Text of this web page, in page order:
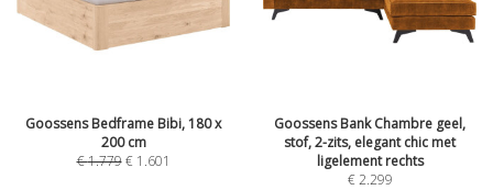
Goossens Bedframe Bibi, 180 x
200 cm
€1.779 € 1.601
Goossens Bank Chambre geel,
stof, 2-zits, elegant chic met
ligelement rechts
€2.299